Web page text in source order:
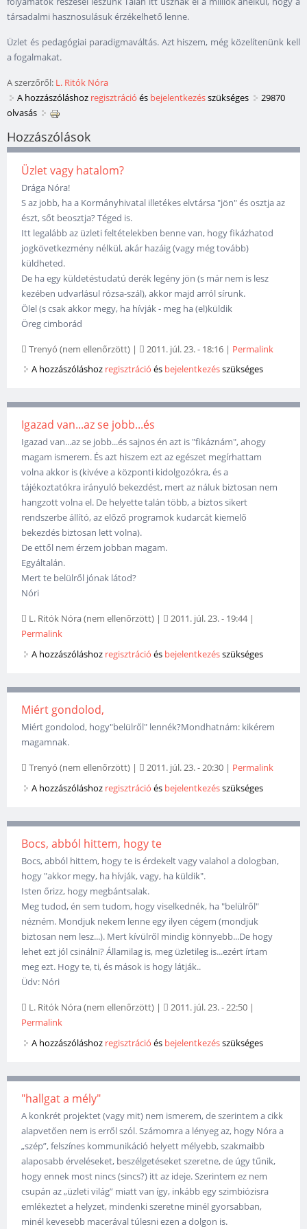
társadalmi hasznosulásuk érzékelhető lenne.
Üzlet és pedagógiai paradigmaváltás. Azt hiszem, még közelítenünk kell
a fogalmakat.
A szerzőről: L. Ritók Nóra
A hozzászóláshoz regisztráció és bejelentkezésszükséges
29870
olvasás
Hozzászólások
Üzlet vagy hatalom?
Drága Nóra!
S az jobb, ha a Kormányhivatal illetékes elvtársa "jön" és osztja az
észt, sőt beosztja? Téged is.
Itt legalább az üzleti feltételekben benne van, hogy fikázhatod
jogkövetkezmény nélkül, akár hazáig (vagy még tovább)
küldheted.
De ha egy küldetéstudatú derék legény jön (s már nem is lesz
kezében udvarlásul rózsa-szál), akkor majd arról sírunk.
Ölel (s csak akkor megy, ha hívják - meg ha (el)küldik
Öreg cimborád
Trenyó (nem ellenőrzött) | 2011. júl. 23. - 18:16 | Permalink
A hozzászóláshoz regisztráció és bejelentkezésszükséges
Igazad van...az se jobb...és
Igazad van...az se jobb...és sajnos én azt is "fikáznám", ahogy
magam ismerem. És azt hiszem ezt az egészet megírhattam
volna akkor is (kivéve a központi kidolgozókra, és a
tájékoztatókra irányuló bekezdést, mert az náluk biztosan nem
hangzott volna el. De helyette talán több, a biztos sikert
rendszerbe állító, az előző programok kudarcát kiemelő
bekezdés biztosan lett volna).
De ettől nem érzem jobban magam.
Egyáltalán.
Mert te belülről jónak látod?
Nóri
L. Ritók Nóra (nem ellenőrzött) | 2011. júl. 23. - 19:44|
Permalink
A hozzászóláshoz regisztráció és bejelentkezésszükséges
Miért gondolod,
Miért gondolod, hogy"belülről" lennék?Mondhatnám: kikérem
magamnak.
Trenyó (nem ellenőrzött) | 2011. júl. 23. - 20:30 | Permalink
A hozzászóláshoz regisztráció és bejelentkezésszükséges
Bocs, abból hittem, hogy te
Bocs, abból hittem, hogy te is érdekelt vagy valahol a dologban,
hogy "akkor megy, ha hívják, vagy, ha küldik".
Isten őrizz, hogy megbántsalak.
Meg tudod, én sem tudom, hogy viselkednék, ha "belülről"
nézném. Mondjuk nekem lenne egy ilyen cégem (mondjuk
biztosan nem lesz...). Mert kívülről mindig könnyebb...De hogy
lehet ezt jól csinálni? Államilag is, meg üzletileg is...ezért írtam
meg ezt. Hogy te, ti, és mások is hogy látják..
Üdv: Nóri
L. Ritók Nóra (nem ellenőrzött) | 2011. júl. 23. - 22:50 |
Permalink
A hozzászóláshoz regisztráció és bejelentkezésszükséges
"hallgat a mély"
A konkrét projektet (vagy mit) nem ismerem, de szerintem a cikk
alapvetően nem is erről szól. Számomra a lényeg az, hogy Nóra a
„szép”, felszínes kommunikáció helyett mélyebb, szakmaibb
alaposabb érveléseket, beszélgetéseket szeretne, de úgy tűnik,
hogy ennek most nincs (sincs?) itt az ideje. Szerintem ez nem
csupán az „üzleti világ” miatt van így, inkább egy szimbiózisra
emlékeztet a helyzet, mindenki szeretne minél gyorsabban,
minél kevesebb macerával túlesni ezen a dolgon is.